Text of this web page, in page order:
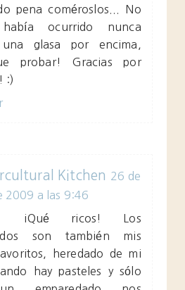
pena coméroslos... No
ocurrido nunca
una glasa por encima,
probar! Gracias por
:)
Kitchen 26 de
2009 a las 9:46
¡Qué ricos! Los
son también mis
heredado de mi
hay pasteles y sólo